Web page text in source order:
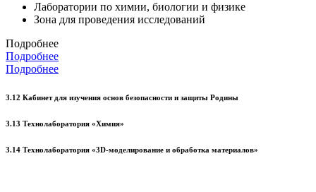
Лаборатории по химии, биологии и физике
Зона для проведения исследований
Подробнее
Подробнее
Подробнее
3.12 Кабинет для изучения основ безопасности и защиты Родины
3.13 Технолаборатория «Химия»
3.14 Технолаборатория «3D-моделирование и обработка материалов»